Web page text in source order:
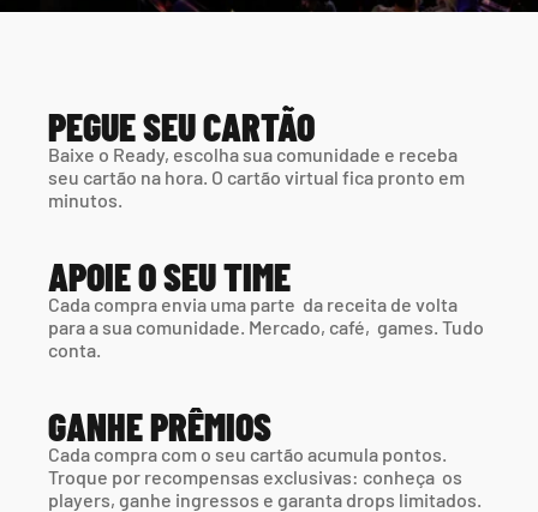
PEGUE SEU CARTÃO
Baixe o Ready, escolha sua comunidade e receba
seu cartão na hora. O cartão virtual fica pronto em
minutos.
APOIE O SEU TIME
Cada compra envia uma parte  da receita de volta
para a sua comunidade. Mercado, café,  games. Tudo
conta.
GANHE PRÊMIOS
Cada compra com o seu cartão acumula pontos.
Troque por recompensas exclusivas: conheça  os
players, ganhe ingressos e garanta drops limitados.